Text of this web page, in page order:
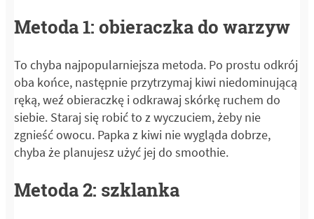
Metoda 1: obieraczka do warzyw
To chyba najpopularniejsza metoda. Po prostu odkrój
oba końce, następnie przytrzymaj kiwi niedominującą
ręką, weź obieraczkę i odkrawaj skórkę ruchem do
siebie. Staraj się robić to z wyczuciem, żeby nie
zgnieść owocu. Papka z kiwi nie wygląda dobrze,
chyba że planujesz użyć jej do smoothie.
Metoda 2: szklanka